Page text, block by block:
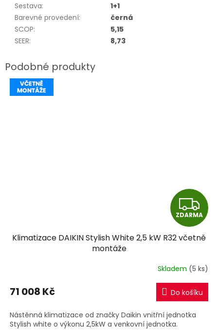
Sestava:
1+1
Barevné provedení:
černá
SCOP:
5,15
SEER: 8,73
Z
D
A
R
M
A
ZDARMA
Klimatizace DAIKIN Stylish White 2,5 kW R32 včetně
montáže
Skladem (5 ks)
71 008 Kč Do košíku
Nástěnná klimatizace od značky Daikin vnitřní jednotka
Stylish white o výkonu 2,5kW a venkovní jednotka.